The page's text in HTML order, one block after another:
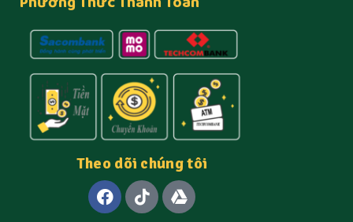
Theo dõi chúng tôi